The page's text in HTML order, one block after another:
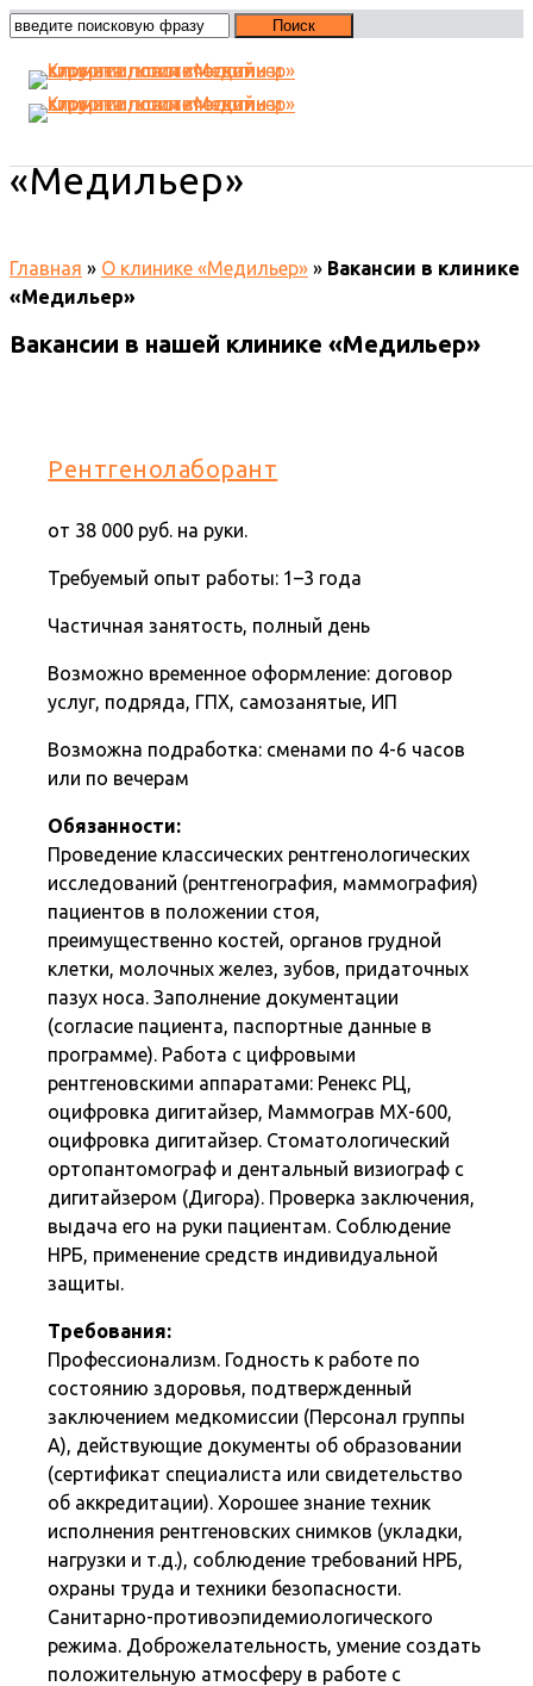
«Медильер»
Главная » О клинике «Медильер» » Вакансии в клинике
«Медильер»
Вакансии в нашей клинике «Медильер»
Рентгенолаборант
от 38 000 руб. на руки.
Требуемый опыт работы: 1–3 года
Частичная занятость, полный день
Возможно временное оформление: договор
услуг, подряда, ГПХ, самозанятые, ИП
Возможна подработка: сменами по 4-6 часов
или по вечерам
Обязанности:
Проведение классических рентгенологических
исследований (рентгенография, маммография)
пациентов в положении стоя,
преимущественно костей, органов грудной
клетки, молочных желез, зубов, придаточных
пазух носа. Заполнение документации
(согласие пациента, паспортные данные в
программе). Работа с цифровыми
рентгеновскими аппаратами: Ренекс РЦ,
оцифровка дигитайзер, Маммограв МХ-600,
оцифровка дигитайзер. Стоматологический
ортопантомограф и дентальный визиограф с
дигитайзером (Дигора). Проверка заключения,
выдача его на руки пациентам. Соблюдение
НРБ, применение средств индивидуальной
защиты.
Требования:
Профессионализм. Годность к работе по
состоянию здоровья, подтвержденный
заключением медкомиссии (Персонал группы
А), действующие документы об образовании
(сертификат специалиста или свидетельство
об аккредитации). Хорошее знание техник
исполнения рентгеновских снимков (укладки,
нагрузки и т.д.), соблюдение требований НРБ,
охраны труда и техники безопасности.
Санитарно-противоэпидемиологического
режима. Доброжелательность, умение создать
положительную атмосферу в работе с